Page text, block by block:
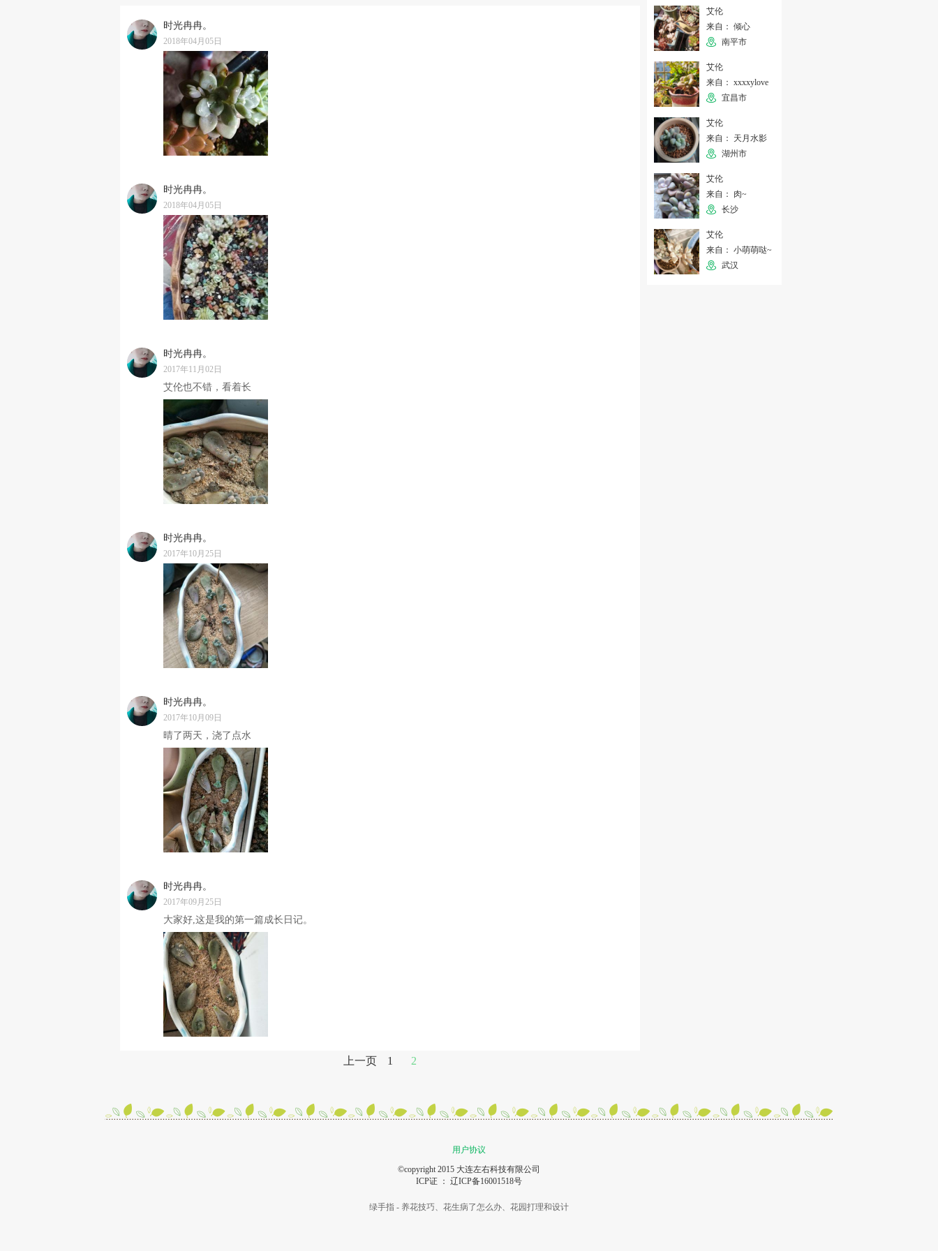
时光冉冉。
2018年04月05日
时光冉冉。
2018年04月05日
时光冉冉。
2017年11月02日
艾伦也不错，看着长
时光冉冉。
2017年10月25日
时光冉冉。
2017年10月09日
晴了两天，浇了点水
时光冉冉。
2017年09月25日
大家好,这是我的第一篇成长日记。
上一页 1 2
艾伦
来自： 倾心
南平市
艾伦
来自： xxxxylove
宜昌市
艾伦
来自： 天月水影
湖州市
艾伦
来自： 肉~
长沙
艾伦
来自： 小萌萌哒~
武汉
用户协议
©copyright 2015 大连左右科技有限公司
ICP证 ： 辽ICP备16001518号
绿手指 - 养花技巧、花生病了怎么办、花园打理和设计